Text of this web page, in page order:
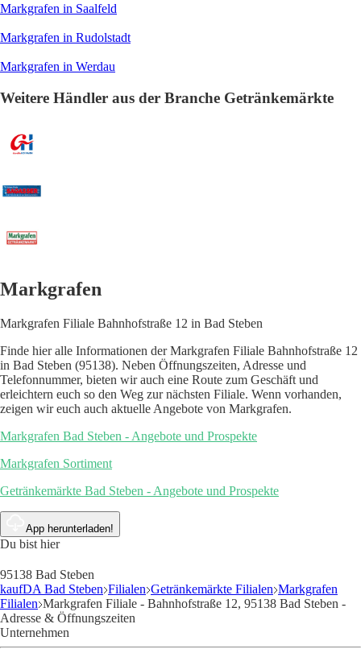
Markgrafen in Saalfeld
Markgrafen in Rudolstadt
Markgrafen in Werdau
Weitere Händler aus der Branche Getränkemärkte
Markgrafen
Markgrafen Filiale Bahnhofstraße 12 in Bad Steben
Finde hier alle Informationen der Markgrafen Filiale Bahnhofstraße 12
in Bad Steben (95138). Neben Öffnungszeiten, Adresse und
Telefonnummer, bieten wir auch eine Route zum Geschäft und
erleichtern euch so den Weg zur nächsten Filiale. Wenn vorhanden,
zeigen wir euch auch aktuelle Angebote von Markgrafen.
Markgrafen Bad Steben - Angebote und Prospekte
Markgrafen Sortiment
Getränkemärkte Bad Steben - Angebote und Prospekte
App herunterladen!
Du bist hier
95138 Bad Steben
kaufDA Bad Steben Filialen Getränkemärkte Filialen Markgrafen
Filialen Markgrafen Filiale - Bahnhofstraße 12, 95138 Bad Steben -
Adresse & Öffnungszeiten
Unternehmen